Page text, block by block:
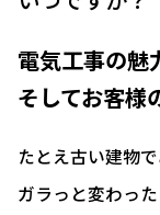
電気工事の魅
そしてお客様
たとえ古い建物
ガラっと変わっ